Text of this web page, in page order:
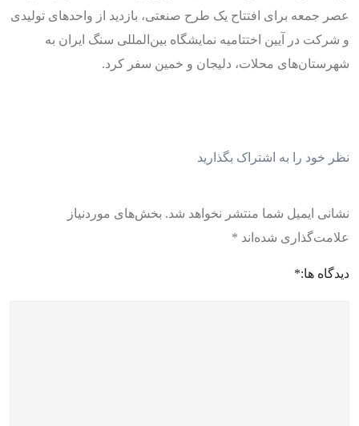
عصر جمعه برای افتتاح یک طرح صنعتی، بازدید از واحدهای تولیدی
و شرکت در آیین اختتامیه نمایشگاه بین‌المللی سنگ ایران به
شهرستان‌های محلات، دلیجان و خمین سفر کرد.
نظر خود را به اشتراک بگذارید
نشانی ایمیل شما منتشر نخواهد شد. بخش‌های موردنیاز
علامت‌گذاری شده‌اند *
دیدگاه ها:*